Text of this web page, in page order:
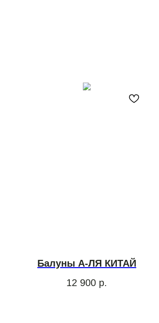
Балуны А-ЛЯ КИТАЙ
12 900 р.